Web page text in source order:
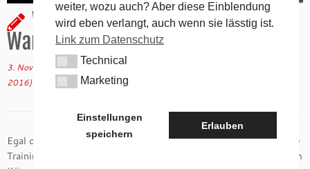
Warum kommen wir beim
Wandern so auf Touren?
3. November 2016 inTipps & Tricks
2016)
Egal ob bergauf oder bergab: Wandern ist und bleibt das perfekte
Trainingsprogramm, von Kopf bis Fuß. Was spielt sich in unserem
weiter, wozu auch? Aber diese Einblendung
wird eben verlangt, auch wenn sie lässtig ist.
Link zum Datenschutz
TechnicalTechnical
MarketingMarketing
Einstellungen
speichern
Erlauben